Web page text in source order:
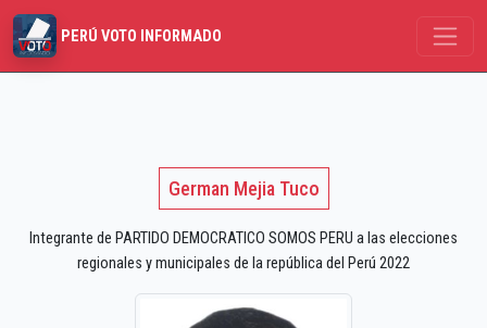
PERÚ VOTO INFORMADO
German Mejia Tuco
Integrante de PARTIDO DEMOCRATICO SOMOS PERU a las elecciones
regionales y municipales de la república del Perú 2022